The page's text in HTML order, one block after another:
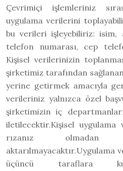
Çevrimiçi işlemleriniz
uygulama verilerini
bu verileri işleyebiliriz: isim,
telefon numarası, cep
Kişisel verilerinizin
şirketimiz tarafından
yerine getirmek amacıyla
verileriniz yalnızca özel
şirketimizin iç
iletilecektir.Kişisel
rızanız olmadan
aktarılmayacaktır.Uygulama
üçüncü taraflara